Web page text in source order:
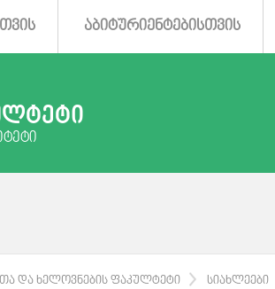
ᲐᲑᲘᲢᲣᲠᲘᲔᲜᲢᲔᲑᲘᲡᲗᲕᲘᲡ
ᲓᲐ ᲮᲔᲚᲝᲕᲜᲔᲑᲘᲡ ᲤᲐᲙᲣᲚᲢᲔᲢᲘ ᲡᲘᲐᲮᲚᲔᲔᲑᲘ